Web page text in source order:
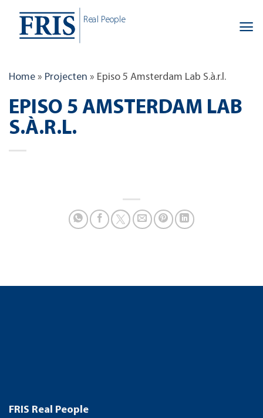
content
Real People
Home » Projecten » Episo 5 Amsterdam Lab S.à.r.l.
EPISO 5 AMSTERDAM LAB
S.À.R.L.
FRIS Real People